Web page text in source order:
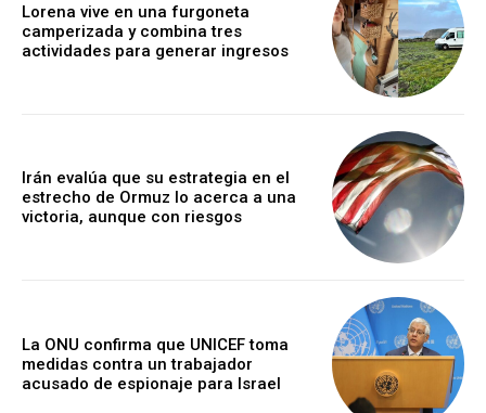
Lorena vive en una furgoneta
camperizada y combina tres
actividades para generar ingresos
Irán evalúa que su estrategia en el
estrecho de Ormuz lo acerca a una
victoria, aunque con riesgos
La ONU confirma que UNICEF toma
medidas contra un trabajador
acusado de espionaje para Israel